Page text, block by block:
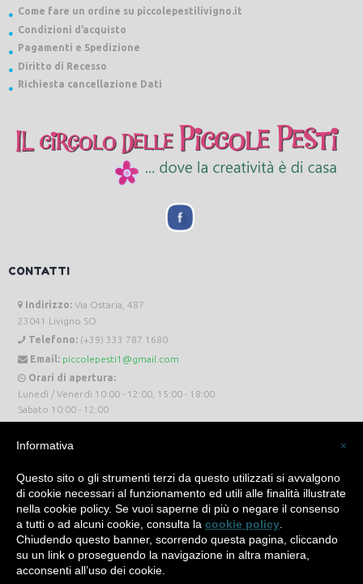
Come fare un ordine su piccolepestilivigno.it
Condizioni d’acquisto
Pagamenti e Spedizione
Diritto di Recesso
Richiesta cancellazione Dati
CONTATTI
Indirizzo: Via Ostaria, 487
23041 Livigno SO
Telefono: (+39) 333 787 1680
Email: piccolepesti1@gmail.com
Orari di apertura:
Lunedì / Venerdi 10:00 - 12:00, 15:00 - 18:00
Sabato 10:00 - 12:00
Piccole Pesti Livigno © 2024 Tutti i diritti riservati. -Privacy Policy-Cookie Policy
Made with bySìServices
×
Informativa
Questo sito o gli strumenti terzi da questo utilizzati si avvalgono
di cookie necessari al funzionamento ed utili alle finalità illustrate
nella cookie policy. Se vuoi saperne di più o negare il consenso
a tutti o ad alcuni cookie, consulta la cookie policy
Chiudendo questo banner, scorrendo questa pagina, cliccando
su un link o proseguendo la navigazione in altra maniera,
acconsenti all’uso dei cookie.